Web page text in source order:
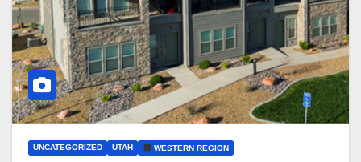
UNCATEGORIZED UTAH WESTERN REGION